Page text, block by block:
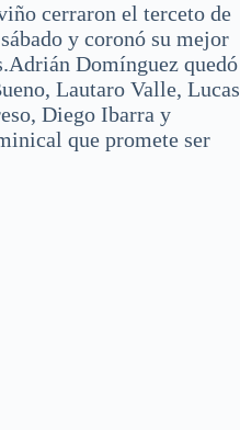
cerraron el terceto de
y coronó su mejor
Domínguez quedó
Lautaro Valle, Lucas
Diego Ibarra y
que promete ser